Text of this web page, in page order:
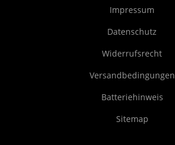
Impressum
Datenschutz
Widerrufsrecht
Versandbedingungen
Batteriehinweis
Sitemap